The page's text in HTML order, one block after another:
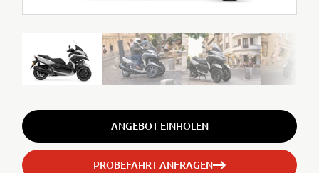
ANGEBOT EINHOLEN
PROBEFAHRT ANFRAGEN